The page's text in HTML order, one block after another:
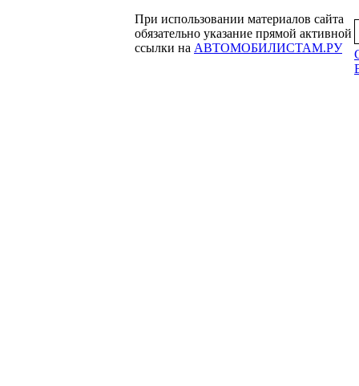
При использовании материалов сайта
обязательно указание прямой активной
ссылки на АВТОМОБИЛИСТАМ.РУ